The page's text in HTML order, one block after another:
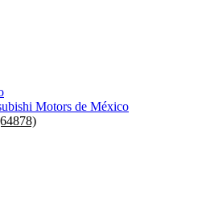
Motors de México